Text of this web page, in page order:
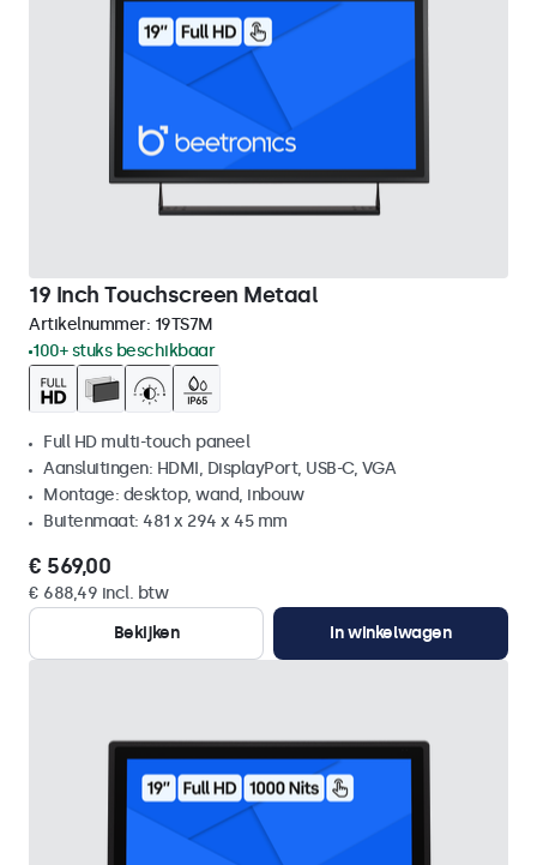
19 Inch Touchscreen Metaal
Artikelnummer: 19TS7M
100+ stuks beschikbaar
Full HD multi-touch paneel
Aansluitingen: HDMI, DisplayPort, USB-C, VGA
Montage: desktop, wand, inbouw
Buitenmaat: 481 x 294 x 45 mm
€ 569,00
€ 688,49 incl. btw
Bekijken
In winkelwagen